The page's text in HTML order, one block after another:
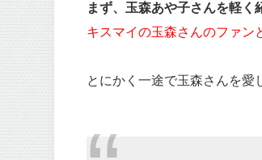
まず、玉森あや子さんを軽く
キスマイの玉森さんのファン
とにかく一途で玉森さんを愛